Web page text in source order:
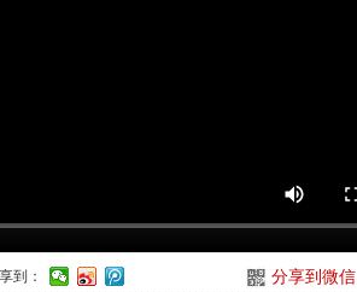
到： 分享到微信